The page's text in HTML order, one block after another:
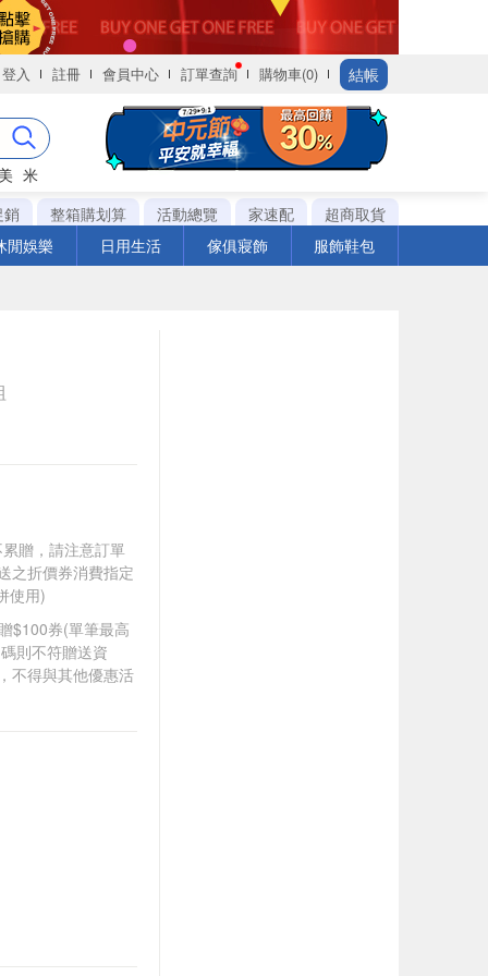
登入 註冊 會員中心 訂單查詢 購物車(0) 結帳
米
銷
整箱購划算 活動總覽 家速配
超商取貨
閒娛樂
日用生活 傢俱寢飾 服飾鞋包
贈，請注意訂單
之折價券消費指定
使用)
$100券(單筆最高
則不符贈送資
不得與其他優惠活